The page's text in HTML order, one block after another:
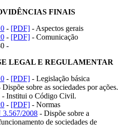
FINAIS
- [PDF] - Aspectos gerais
- [PDF] - Comunicação
-
LEGAL E REGULAMENTAR
- [PDF] - Legislação básica
sobre as sociedades por ações.
- Institui o Código Civil.
- [PDF] - Normas
3.567/2008 - Dispõe sobre a
de sociedades de